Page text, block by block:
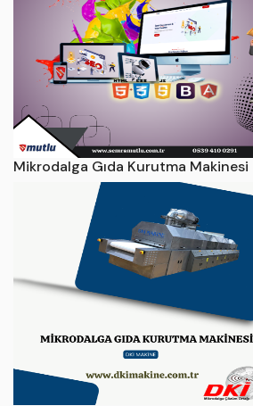
Mikrodalga Gıda Kurutma Makinesi